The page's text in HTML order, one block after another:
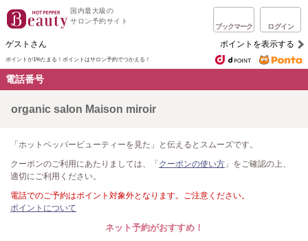
国内最大級の
サロン予約サイト
ブックマーク ログイン
ゲストさん ポイントを表示する
ポイントが1%たまる！ ポイントはサロン予約でつかえる！
電話番号
organic salon Maison miroir
「ホットペッパービューティーを見た」と伝えるとスムーズです。
クーポンのご利用にあたりましては、「 クーポンの使い方 」をご確認の上、
適切にご利用ください。
電話でのご予約はポイント対象外となります。ご注意ください。
ポイントについて
ネット予約がおすすめ！